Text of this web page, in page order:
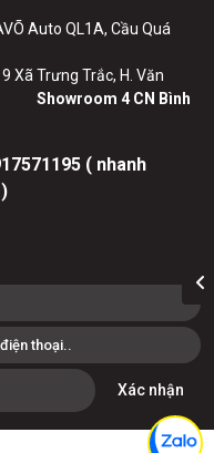
Auto QL1A, Cầu Quá
Xã Trưng Trắc, H. Văn
Showroom 4 CN Bình
( nhanh
Xác nhận